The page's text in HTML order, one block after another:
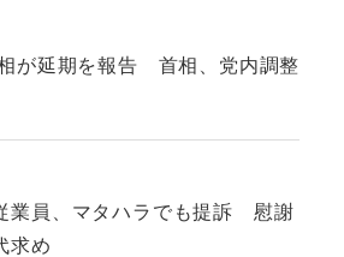
が延期を報告 首相、党内調整
業員、マタハラでも提訴 慰謝
求め